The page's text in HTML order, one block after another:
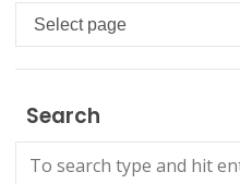
Languages
Search